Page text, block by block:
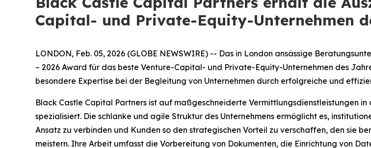
Capital- und Private-Equity-Unternehmen
LONDON, Feb. 05, 2026 (GLOBE NEWSWIRE) -- Das in London ansässige
– 2026 Award für das beste Venture-Capital- und Private-Equity-Unternehmen des
besondere Expertise bei der Begleitung von Unternehmen durch erfolgreiche und
Black Castle Capital Partners ist auf maßgeschneiderte Vermittlungsdienstleistungen
spezialisiert. Die schlanke und agile Struktur des Unternehmens ermöglicht es,
Ansatz zu verbinden und Kunden so den strategischen Vorteil zu verschaffen, den sie
meistern. Ihre Arbeit umfasst die Vorbereitung von Dokumenten, die Einrichtung von